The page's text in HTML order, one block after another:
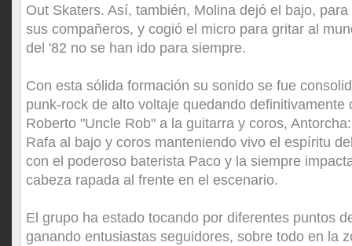
Out Skaters. Así, también, Molina dejó el bajo,
sus compañeros, y cogió el micro para gritar al
del '82 no se han ido para siempre.
Con esta sólida formación su sonido se fue
punk-rock de alto voltaje quedando definitivamente
Roberto "Uncle Rob" a la guitarra y coros,
Rafa al bajo y coros manteniendo vivo el espíritu
con el poderoso baterista Paco y la siempre
cabeza rapada al frente en el escenario.
El grupo ha estado tocando por diferentes puntos
ganando entusiastas seguidores, sobre todo en la